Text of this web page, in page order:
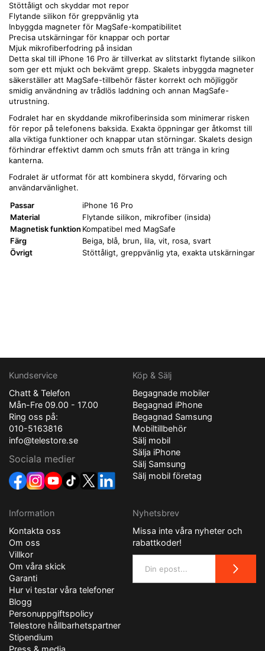
Stöttåligt och skyddar mot repor
Flytande silikon för greppvänlig yta
Inbyggda magneter för MagSafe-kompatibilitet
Precisa utskärningar för knappar och portar
Mjuk mikrofiberfodring på insidan
Detta skal till iPhone 16 Pro är tillverkat av slitstarkt flytande silikon
som ger ett mjukt och bekvämt grepp. Skalets inbyggda magneter
säkerställer att MagSafe-tillbehör fäster korrekt och möjliggör
smidig användning av trådlös laddning och annan MagSafe-
utrustning.
Fodralet har en skyddande mikrofiberinsida som minimerar risken
för repor på telefonens baksida. Exakta öppningar ger åtkomst till
alla viktiga funktioner och knappar utan störningar. Skalets design
förhindrar effektivt damm och smuts från att tränga in kring
kanterna.
Fodralet är utformat för att kombinera skydd, förvaring och
användarvänlighet.
Passar
iPhone 16 Pro
Material
Flytande silikon, mikrofiber (insida)
Magnetisk funktion Kompatibel med MagSafe
Färg
Beiga, blå, brun, lila, vit, rosa, svart
Övrigt
Stöttåligt, greppvänlig yta, exakta utskärningar
Kundservice
Chatt & Telefon
Mån-Fre 09.00 - 17.00
Ring oss på:
010-5163816
info@telestore.se
Sociala medier
Köp & Sälj
Begagnade mobiler
Begagnad iPhone
Begagnad Samsung
Mobiltillbehör
Sälj mobil
Sälja iPhone
Sälj Samsung
Sälj mobil företag
Information
Kontakta oss
Om oss
Villkor
Om våra skick
Garanti
Hur vi testar våra telefoner
Blogg
Personuppgiftspolicy
Telestore hållbarhetspartner
Stipendium
Press & media
Nyhetsbrev
Missa inte våra nyheter och
rabattkoder!